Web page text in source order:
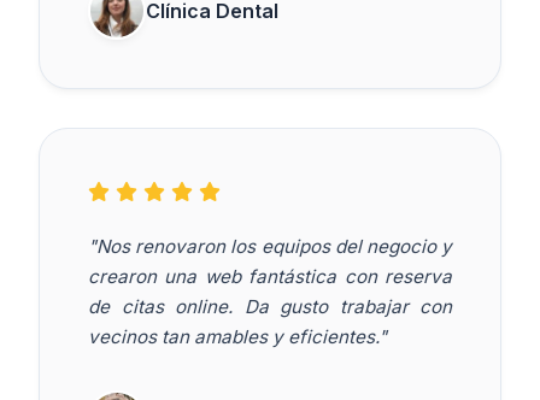
Clínica Dental
"Nos renovaron los equipos del negocio y
crearon una web fantástica con reserva
de citas online. Da gusto trabajar con
vecinos tan amables y eficientes."